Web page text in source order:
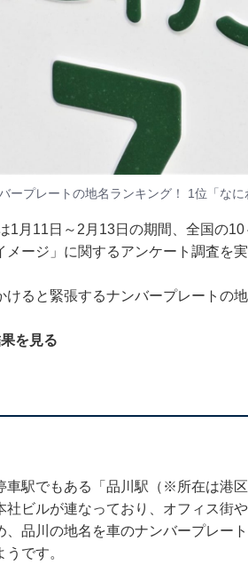
ープレートの地名ランキング！ 1位「なに
1月11日～2月13日の期間、全国の
ージ」に関するアンケート調査を実
ると緊張するナンバープレートの
を見る
車駅でもある「品川駅（※所在は港
社ビルが連なっており、オフィス街
、品川の地名を車のナンバープレー
です。